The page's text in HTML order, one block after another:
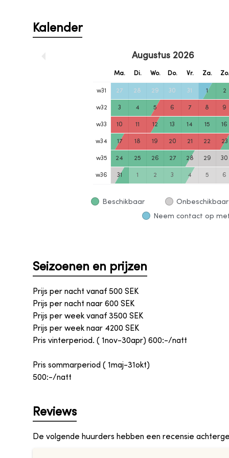
Kalender
Augustus 2026
Ma. Di. Wo. Do. Vr. Za. Zo.
w31 27 28 29 30 31 1 2
w32 3 4 5 6 7 8 9
w33 10 11 12 13 14 15 16
w34 17 18 19 20 21 22 23
w35 24 25 26 27 28 29 30
w36 31 1 2 3 4 5 6
Beschikbaar Onbeschikbaar
Neem contact op
Seizoenen en prijzen
Prijs per nacht vanaf 500 SEK
Prijs per nacht naar 600 SEK
Prijs per week vanaf 3500 SEK
Prijs per week naar 4200 SEK
Pris vinterperiod. ( 1nov-30apr) 600:-/natt
Pris sommarperiod ( 1maj-31okt)
500:-/natt
Reviews
De volgende huurders hebben een recensie